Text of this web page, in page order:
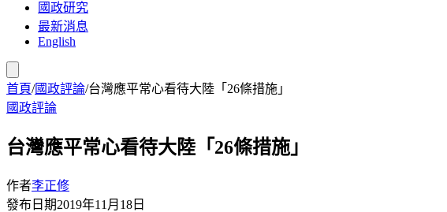
國政研究
最新消息
English
首頁/國政評論/台灣應平常心看待大陸「26條措施」
國政評論
台灣應平常心看待大陸「26條措施」
作者李正修
發布日期2019年11月18日